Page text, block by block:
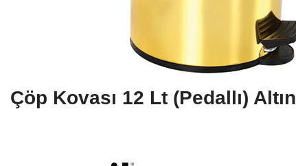
Çöp Kovası 12 Lt (Pedallı) Altın